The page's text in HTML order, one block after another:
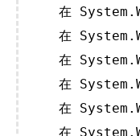
在
在
在
在
在
在